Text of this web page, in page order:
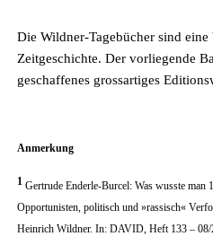
Die Wildner-Tagebücher sind
Zeitgeschichte. Der vorliegende
geschaffenes grossartiges
Anmerkung
1 Gertrude Enderle-Burcel: Was wusste man
Opportunisten, politisch und »rassisch«
Heinrich Wildner. In: DAVID, Heft 133 – 08/